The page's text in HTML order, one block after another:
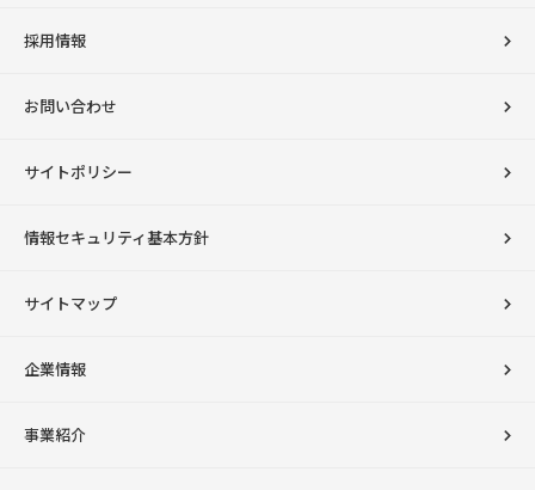
採用情報
お問い合わせ
サイトポリシー
情報セキュリティ基本方針
サイトマップ
企業情報
事業紹介